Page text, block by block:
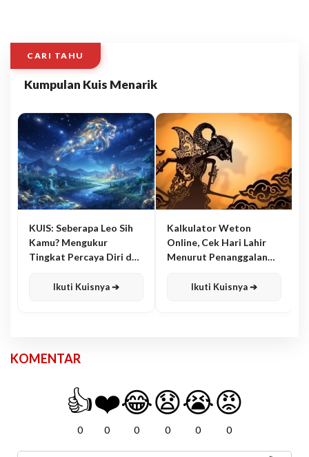
CARI TAHU
Kumpulan Kuis Menarik
KUIS: Seberapa Leo Sih
Kamu? Mengukur
Tingkat Percaya Diri dan
Ikuti Kuisnya ➔
Kalkulator Weton
Online, Cek Hari Lahir
Menurut Penanggalan
Ikuti Kuisnya ➔
KOMENTAR
👍
0
❤️
0
😂
0
😧
0
😭
0
😡
0